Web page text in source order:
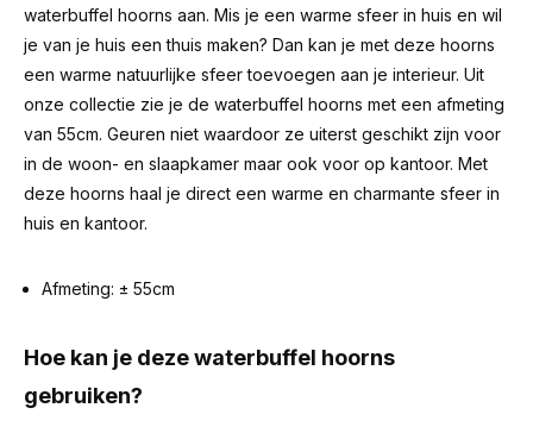
waterbuffel hoorns aan. Mis je een warme sfeer in huis en wil
je van je huis een thuis maken? Dan kan je met deze hoorns
een warme natuurlijke sfeer toevoegen aan je interieur. Uit
onze collectie zie je de waterbuffel hoorns met een afmeting
van 55cm. Geuren niet waardoor ze uiterst geschikt zijn voor
in de woon- en slaapkamer maar ook voor op kantoor. Met
deze hoorns haal je direct een warme en charmante sfeer in
huis en kantoor.
Afmeting: ± 55cm
Hoe kan je deze waterbuffel hoorns
gebruiken?